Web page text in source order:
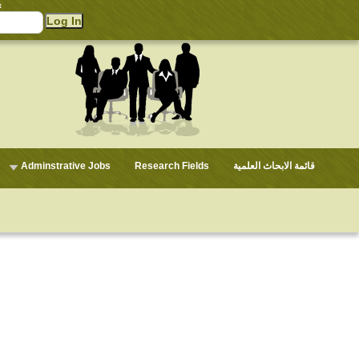
Adminstrative Jobs Research Fields قائمة الابحاث العلمية